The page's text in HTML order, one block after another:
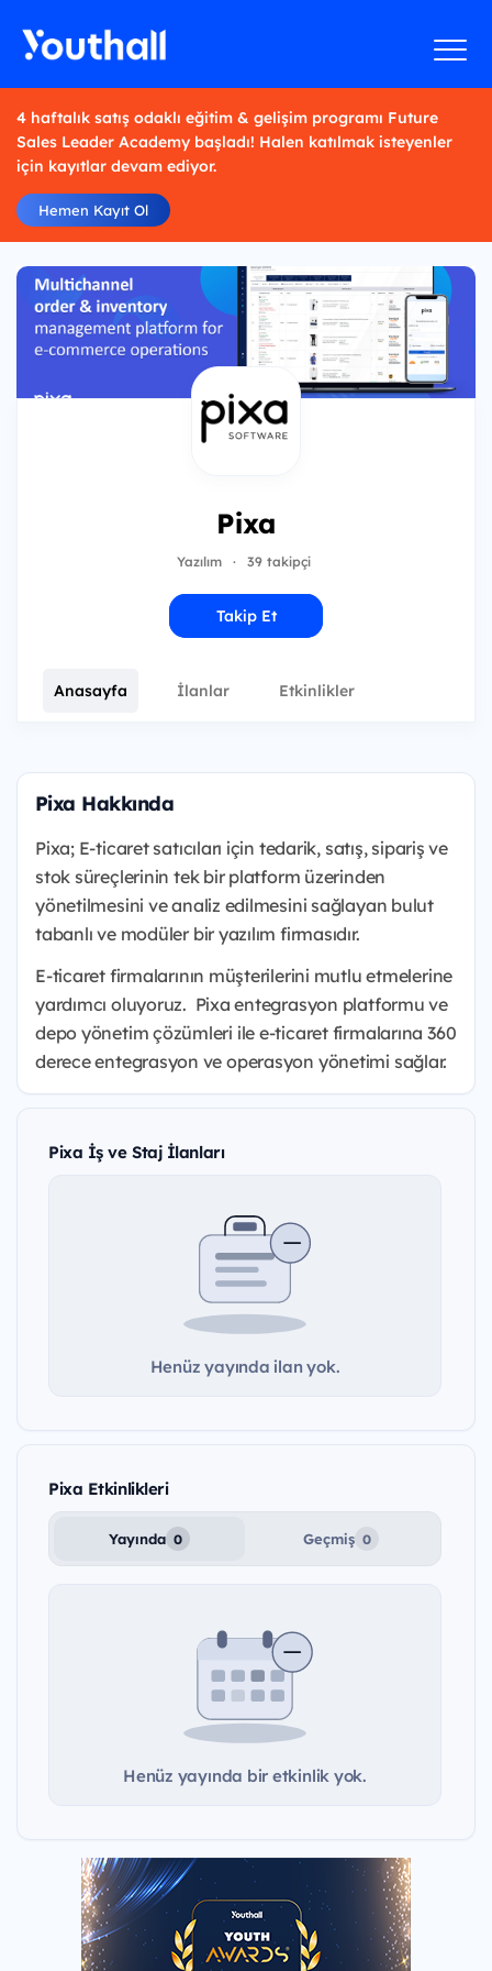
4 haftalık satış odaklı eğitim & gelişim programı Future
Sales Leader Academy başladı! Halen katılmak isteyenler
için kayıtlar devam ediyor.
Hemen Kayıt Ol
Pixa
Yazılım · 39 takipçi
Takip Et
Anasayfa İlanlar Etkinlikler
Pixa Hakkında
Pixa; E-ticaret satıcıları için tedarik, satış, sipariş ve
stok süreçlerinin tek bir platform üzerinden
yönetilmesini ve analiz edilmesini sağlayan bulut
tabanlı ve modüler bir yazılım firmasıdır.
E-ticaret firmalarının müşterilerini mutlu etmelerine
yardımcı oluyoruz. Pixa entegrasyon platformu ve
depo yönetim çözümleri ile e-ticaret firmalarına 360
derece entegrasyon ve operasyon yönetimi sağlar.
Pixa İş ve Staj İlanları
Henüz yayında ilan yok.
Pixa Etkinlikleri
Yayında 0 Geçmiş 0
Henüz yayında bir etkinlik yok.